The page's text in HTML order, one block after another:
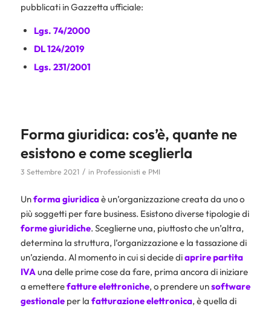
pubblicati in Gazzetta ufficiale:
Lgs. 74/2000
DL 124/2019
Lgs. 231/2001
Forma giuridica: cos’è, quante ne
esistono e come sceglierla
3 Settembre 2021 / in Professionisti e PMI
Unforma giuridicaè un’organizzazione creata da uno o
più soggetti per fare business. Esistono diverse tipologie di
forme giuridiche. Sceglierne una, piuttosto che un’altra,
determina la struttura, l’organizzazione e la tassazione di
un’azienda. Al momento in cui si decide diaprire partita
IVAuna delle prime cose da fare, prima ancora di iniziare
a emetterefattureelettroniche, o prendere unsoftware
gestionaleper la fatturazione elettronica, è quella di